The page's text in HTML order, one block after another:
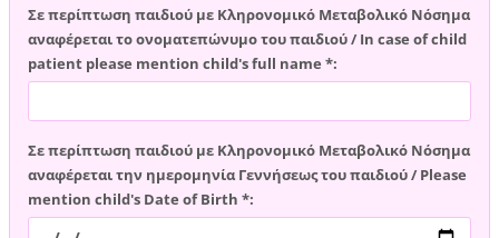
Σε περίπτωση παιδιού με Κληρονομικό Μεταβολικό Νόσημα
αναφέρεται το ονοματεπώνυμο του παιδιού / In case of child
patient please mention child's full name *:
Σε περίπτωση παιδιού με Κληρονομικό Μεταβολικό Νόσημα
αναφέρεται την ημερομηνία Γεννήσεως του παιδιού / Please
mention child's Date of Birth *: